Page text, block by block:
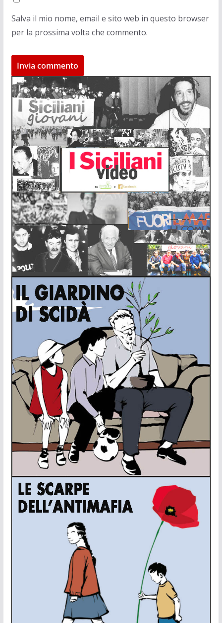
Salva il mio nome, email e sito web in questo browser
per la prossima volta che commento.